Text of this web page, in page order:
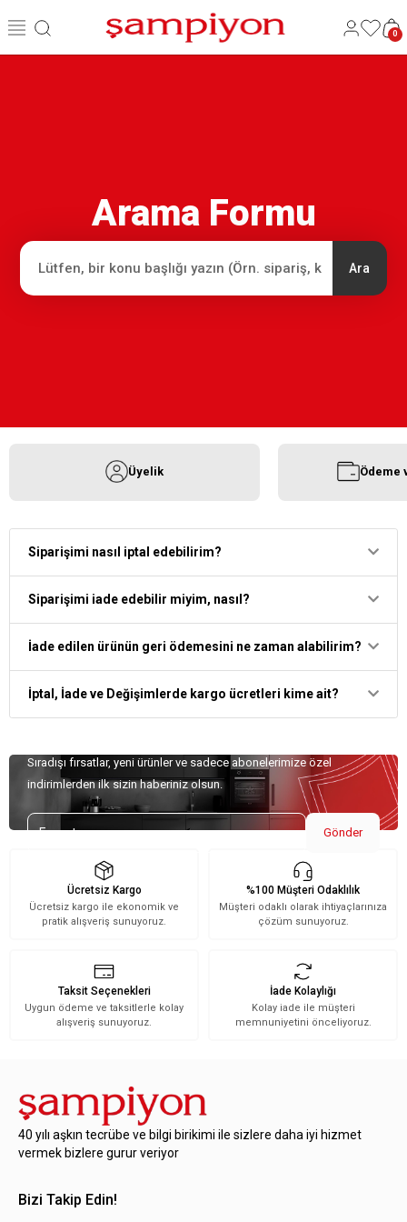
0
Arama Formu
Ara
Üyelik Ödeme
Siparişimi nasıl iptal edebilirim?
Siparişimi iade edebilir miyim, nasıl?
İade edilen ürünün geri ödemesini ne zaman alabilirim?
İptal, İade ve Değişimlerde kargo ücretleri kime ait?
Sıradışı fırsatlar, yeni ürünler ve sadece abonelerimize özel
indirimlerden ilk sizin haberiniz olsun.
Gönder
Ücretsiz Kargo
Ücretsiz kargo ile ekonomik ve
pratik alışveriş sunuyoruz.
%100 Müşteri Odaklılık
Müşteri odaklı olarak ihtiyaçlarınıza
çözüm sunuyoruz.
Taksit Seçenekleri
Uygun ödeme ve taksitlerle kolay
alışveriş sunuyoruz.
İade Kolaylığı
Kolay iade ile müşteri
memnuniyetini önceliyoruz.
40 yılı aşkın tecrübe ve bilgi birikimi ile sizlere daha iyi hizmet
vermek bizlere gurur veriyor
Bizi Takip Edin!